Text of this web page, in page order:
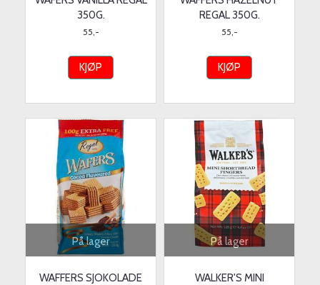
350G.
55,-
KJØP
REGAL 350G.
55,-
KJØP
På lager
WAFFERS SJOKOLADE
På lager
WALKER'S MINI